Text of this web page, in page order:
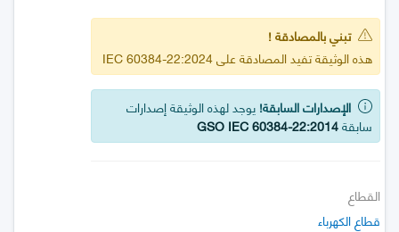
تبني بالمصادقة !
هذه الوثيقة تفيد المصادقة على IEC 60384-22:2024
الإصدارات السابقة! يوجد لهذه الوثيقة إصدارات
سابقةGSO IEC 60384-22:2014
القطاع
قطاع الكهرباء